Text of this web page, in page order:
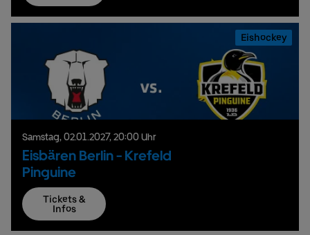
Eishockey
Samstag, 02.01.2027, 20:00 Uhr
Eisbären Berlin - Krefeld
Pinguine
Tickets &
Infos